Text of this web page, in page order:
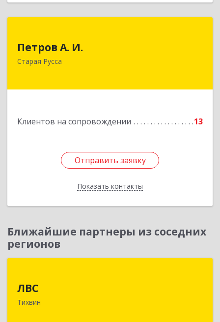
Петров А. И.
Старая Русса
Клиентов на сопровождении 13
Отправить заявку
Показать контакты
Отправить заявку
Назад
Ближайшие партнеры из соседних
регионов
ЛВС
Тихвин